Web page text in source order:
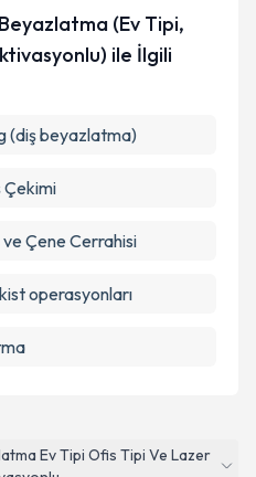
Ev Tipi Ofis Tipi Ve Lazer
(Ev Tipi,
ile İlgili
(diş beyazlatma)
Çekimi
ve Çene Cerrahisi
operasyonları